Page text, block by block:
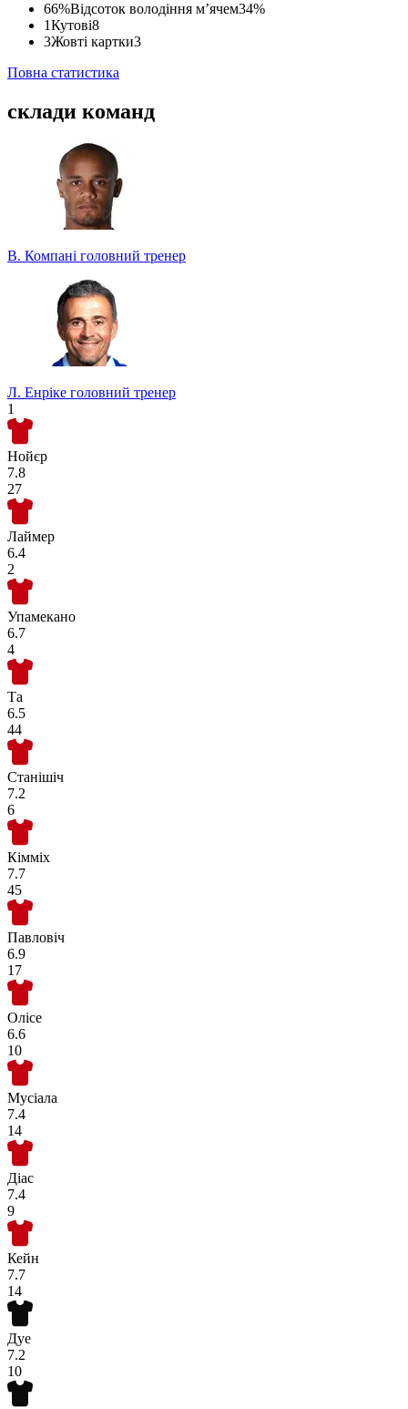
66%Відсоток володіння м’ячем34%
1Кутові8
3Жовті картки3
Повна статистика
склади команд
В. Компані головний тренер
Л. Енріке головний тренер
1
Нойєр
7.8
27
Лаймер
6.4
2
Упамекано
6.7
4
Та
6.5
44
Станішіч
7.2
6
Кімміх
7.7
45
Павловіч
6.9
17
Олісе
6.6
10
Мусіала
7.4
14
Діас
7.4
9
Кейн
7.7
14
Дуе
7.2
10